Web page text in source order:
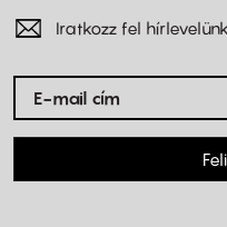
Iratkozz fel